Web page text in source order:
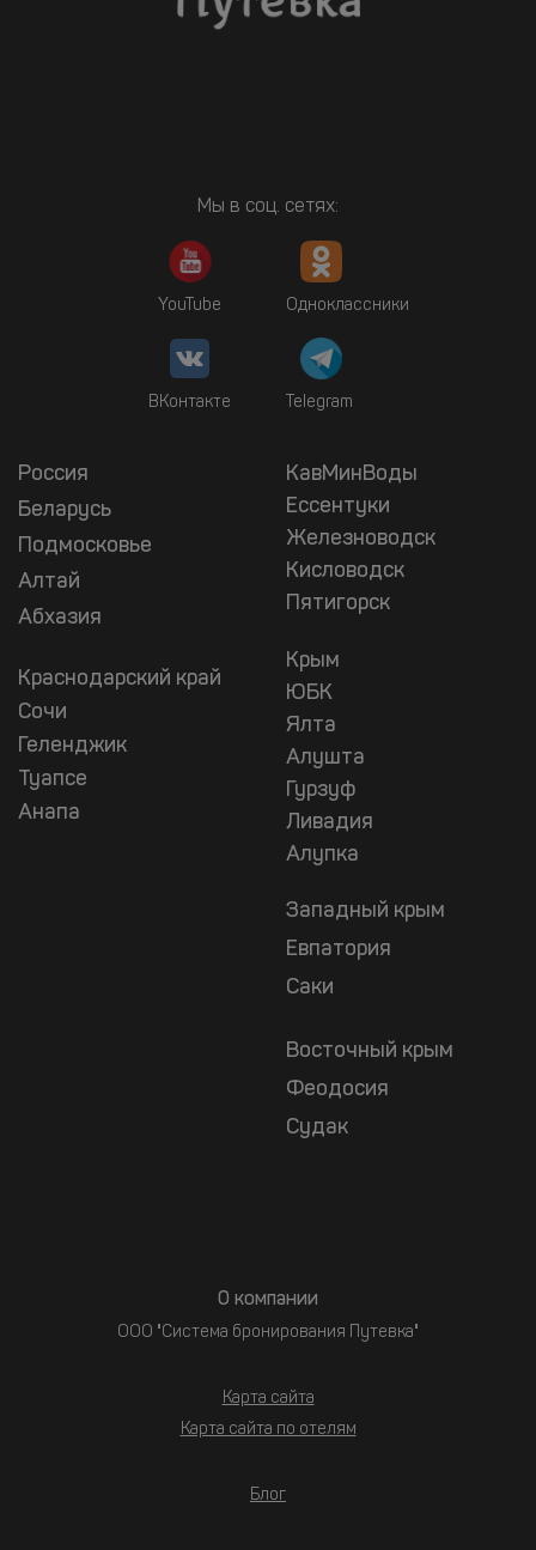
Мы в соц. сетях:
YouTube Одноклассники
ВКонтакте Telegram
Россия
Беларусь
Подмосковье
Алтай
Абхазия
Краснодарский край
Сочи
Геленджик
Туапсе
Анапа
КавМинВоды
Ессентуки
Железноводск
Кисловодск
Пятигорск
Крым
ЮБК
Ялта
Алушта
Гурзуф
Ливадия
Алупка
Западный крым
Евпатория
Саки
Восточный крым
Феодосия
Судак
О компании
ООО "Система бронирования Путевка"
Карта сайта
Карта сайта по отелям
Блог